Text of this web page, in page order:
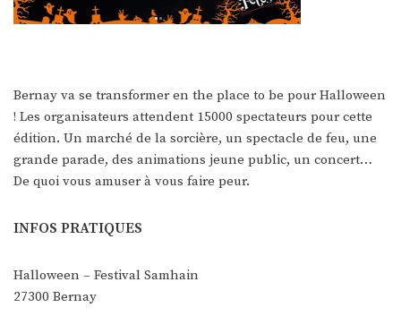
Bernay va se transformer en the place to be pour Halloween
! Les organisateurs attendent 15000 spectateurs pour cette
édition. Un marché de la sorcière, un spectacle de feu, une
grande parade, des animations jeune public, un concert…
De quoi vous amuser à vous faire peur.
INFOS PRATIQUES
Halloween – Festival Samhain
27300 Bernay